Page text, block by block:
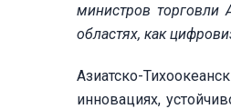
министров торговли
областях, как
Азиатско-
инновациях,